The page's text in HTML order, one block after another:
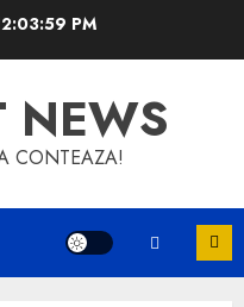
PM
NEWS
CONTEAZA!